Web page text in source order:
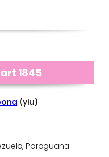
1845
(yiu)
Paraguana